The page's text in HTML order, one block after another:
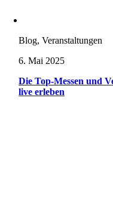
Blog, Veranstaltungen
6. Mai 2025
Die Top-Messen und
live erleben